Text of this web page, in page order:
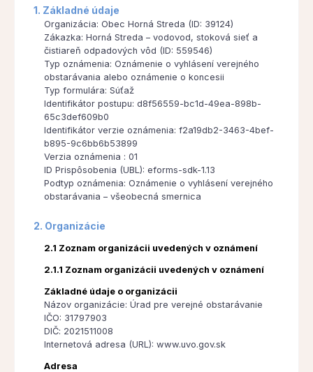
1. Základné údaje
Organizácia: Obec Horná Streda (ID: 39124)
Zákazka: Horná Streda – vodovod, stoková sieť a
čistiareň odpadových vôd (ID: 559546)
Typ oznámenia: Oznámenie o vyhlásení verejného
obstarávania alebo oznámenie o koncesii
Typ formulára: Súťaž
Identifikátor postupu: d8f56559-bc1d-49ea-898b-
65c3def609b0
Identifikátor verzie oznámenia: f2a19db2-3463-4bef-
b895-9c6bb6b53899
Verzia oznámenia : 01
ID Prispôsobenia (UBL): eforms-sdk-1.13
Podtyp oznámenia: Oznámenie o vyhlásení verejného
obstarávania – všeobecná smernica
2. Organizácie
2.1 Zoznam organizácii uvedených v oznámení
2.1.1 Zoznam organizácii uvedených v oznámení
Základné údaje o organizácii
Názov organizácie: Úrad pre verejné obstarávanie
IČO: 31797903
DIČ: 2021511008
Internetová adresa (URL): www.uvo.gov.sk
Adresa